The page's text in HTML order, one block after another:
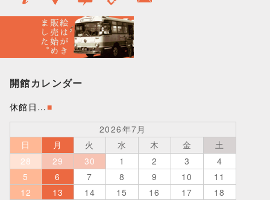
開館カレンダー
休館日…■
2026年7月
日
月 火 水 木 金
土
28
29 30 1 2 3
4
5
6 7 8 9 10
11
12
13 14 15 16 17
18